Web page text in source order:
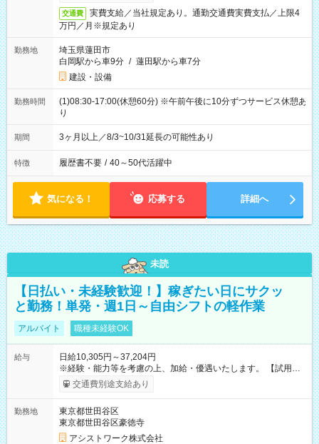
交通費
実費支給／当社規定あり。通勤交通費実費支払／上限4
万円／月※規定あり
勤務地
埼玉県蓮田市
白岡駅から車9分 / 蓮田駅から車7分
建設・設備
勤務時間
(1)08:30-17:00(休憩60分) ※午前午後に10分ずつサービス休憩あ
り
期間 3ヶ月以上／8/3~10/31延長の可能性あり
特徴 履歴書不要 / 40～50代活躍中
気になる！ 応募する 詳細へ
未読
【日払い・未経験歓迎！】稼ぎたい日にサクッ
と勤務！単発・週1日～自由シフトの軽作業
アルバイト 職種未経験OK
給与
日給10,305円～37,204円
※経験・能力等を考慮の上、加給・優遇いたします。 【試用期
間】試用期間なし
交通費別途支給あり
勤務地
東京都世田谷区
東京都世田谷区豪徳寺
アシストワーク株式会社